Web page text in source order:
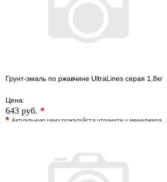
В корзину
Грунт-эмаль по ржавчине UltraLines серая 1,8кг
Цена:
643 руб. *
*Актуальную цену пожалуйста уточните у менеджера